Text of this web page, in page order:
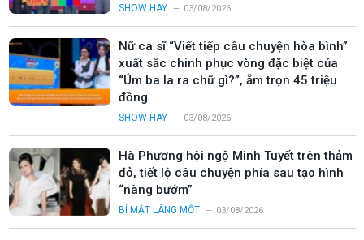
SHOW HAY 03/08/2026
Nữ ca sĩ “Viết tiếp câu chuyện hòa bình”
xuất sắc chinh phục vòng đặc biệt của
“Úm ba la ra chữ gì?”, ẵm trọn 45 triệu
đồng
SHOW HAY 03/08/2026
Hà Phương hội ngộ Minh Tuyết trên thảm
đỏ, tiết lộ câu chuyện phía sau tạo hình
“nàng bướm”
BÍ MẬT LÀNG MỐT 03/08/2026